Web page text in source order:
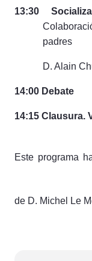
13:30
padres
D. Alain
14:00 Debate
14:15 Clausura.
Este programa
de D. Michel Le